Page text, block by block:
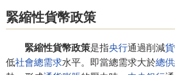
緊縮性貨幣政策
緊縮性貨幣政策是指央行通過削減
低社會總需求水平。即當總需求大於總